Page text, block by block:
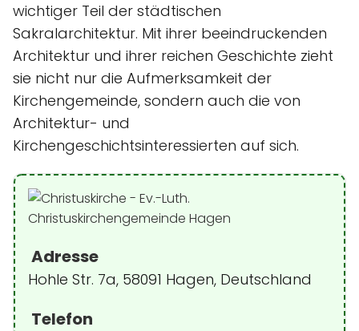
wichtiger Teil der städtischen
Sakralarchitektur. Mit ihrer beeindruckenden
Architektur und ihrer reichen Geschichte zieht
sie nicht nur die Aufmerksamkeit der
Kirchengemeinde, sondern auch die von
Architektur- und
Kirchengeschichtsinteressierten auf sich.
Adresse
Hohle Str. 7a, 58091 Hagen, Deutschland
Telefon